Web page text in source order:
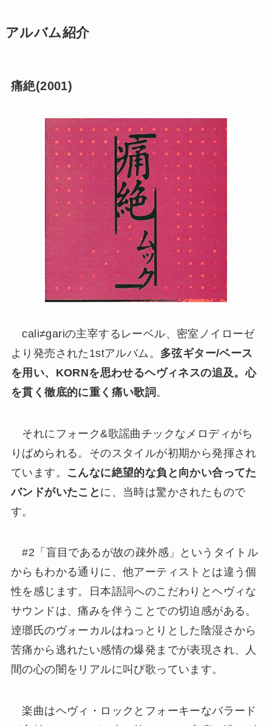
アルバム紹介
痛絶(2001)
cali≠gariの主宰するレーベル、密室ノイローゼ
より発売された1stアルバム。 多弦ギター/ベース
を用い、KORNを思わせるヘヴィネスの追及。心
を貫く徹底的に重く痛い歌詞 。
それにフォーク&歌謡曲チックなメロディがち
りばめられる。そのスタイルが初期から発揮され
ています。
こんなに絶望的な負と向かい合ってた
バンドがいたこと に、当時は驚かされたもので
す。
#2「盲目であるが故の疎外感」というタイトル
からもわかる通りに、他アーティストとは違う個
性を感じます。日本語詞へのこだわりとヘヴィな
サウンドは、痛みを伴うことでの切迫感がある。
逹瑯氏のヴォーカルはねっとりとした陰湿さから
苦痛から逃れたい感情の爆発までが表現され、人
間の心の闇をリアルに叫び歌っています。
楽曲はヘヴィ・ロックとフォーキーなバラード